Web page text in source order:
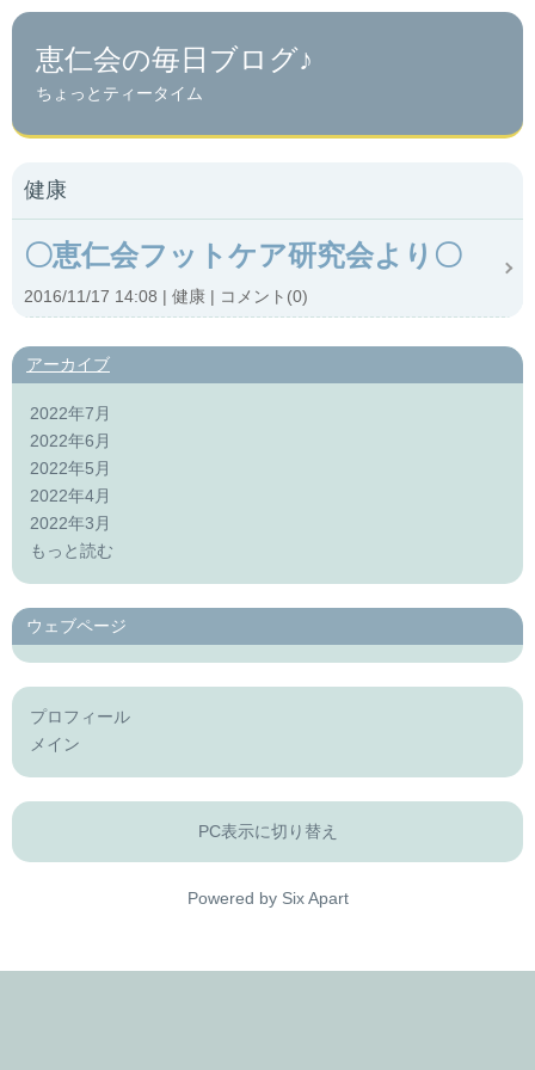
恵仁会の毎日ブログ♪
ちょっとティータイム
健康
〇恵仁会フットケア研究会より〇
2016/11/17 14:08 健康 コメント(0)
アーカイブ
2022年7月
2022年6月
2022年5月
2022年4月
2022年3月
もっと読む
ウェブページ
プロフィール
メイン
PC表示に切り替え
Powered by Six Apart